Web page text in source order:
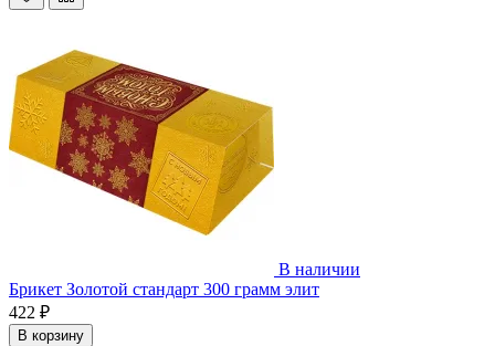
В наличии
Брикет Золотой стандарт 300 грамм элит
422 ₽
В корзину